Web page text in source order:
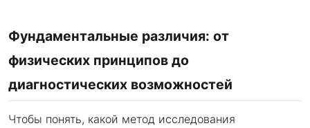
Фундаментальные различия: от
физических принципов до
диагностических возможностей
Чтобы понять, какой метод исследования